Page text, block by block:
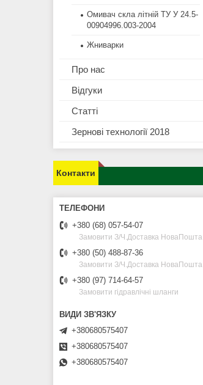
Омивач скла літній ТУ У 24.5-
00904996.003-2004
Жниварки
Про нас
Відгуки
Статті
Зернові технології 2018
Контакти
+380 (68) 057-54-07
Замовити З/Ч.Доставка НоваПошта
+380 (50) 488-87-36
Замовити З/Ч.Доставка НоваПошта
+380 (97) 714-64-57
Замовити гідравлічні шланги
+380680575407
+380680575407
+380680575407